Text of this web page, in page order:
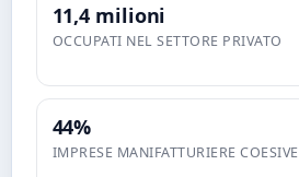
11,4 milioni
OCCUPATI NEL SETTORE PRIVATO
44%
IMPRESE MANIFATTURIERE COESIVE